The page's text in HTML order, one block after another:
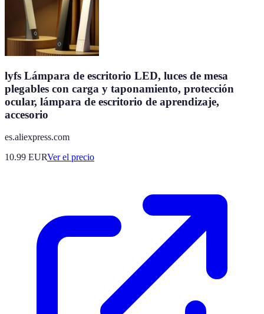
lyfs Lámpara de escritorio LED, luces de mesa
plegables con carga y taponamiento, protección
ocular, lámpara de escritorio de aprendizaje,
accesorio
es.aliexpress.com
10.99 EURVer el precio